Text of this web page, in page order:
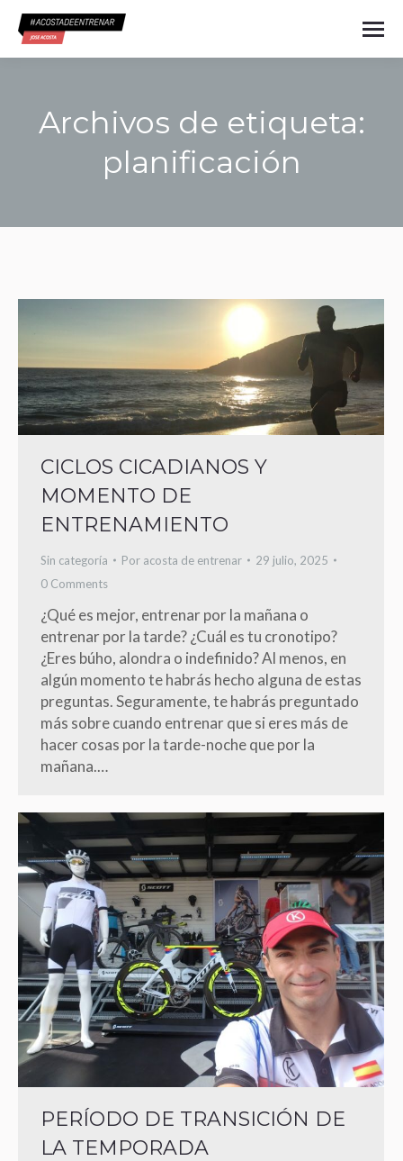
Archivos de etiqueta:
planificación
CICLOS CICADIANOS Y
MOMENTO DE
ENTRENAMIENTO
Sin categoría Por acosta de entrenar
29 julio, 2025
0 Comments
¿Qué es mejor, entrenar por la mañana o
entrenar por la tarde? ¿Cuál es tu cronotipo?
¿Eres búho, alondra o indefinido? Al menos, en
algún momento te habrás hecho alguna de estas
preguntas. Seguramente, te habrás preguntado
más sobre cuando entrenar que si eres más de
hacer cosas por la tarde-noche que por la
mañana.…
PERÍODO DE TRANSICIÓN DE
LA TEMPORADA